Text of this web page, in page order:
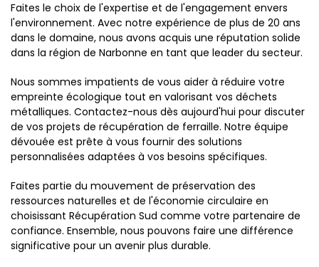
Faites le choix de l'expertise et de l'engagement envers
l'environnement. Avec notre expérience de plus de 20 ans
dans le domaine, nous avons acquis une réputation solide
dans la région de Narbonne en tant que leader du secteur.
Nous sommes impatients de vous aider à réduire votre
empreinte écologique tout en valorisant vos déchets
métalliques. Contactez-nous dès aujourd'hui pour discuter
de vos projets de récupération de ferraille. Notre équipe
dévouée est prête à vous fournir des solutions
personnalisées adaptées à vos besoins spécifiques.
Faites partie du mouvement de préservation des
ressources naturelles et de l'économie circulaire en
choisissant Récupération Sud comme votre partenaire de
confiance. Ensemble, nous pouvons faire une différence
significative pour un avenir plus durable.